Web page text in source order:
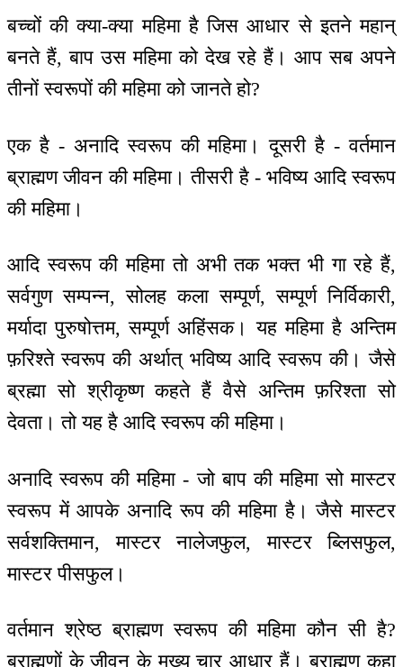
बच्चों की क्या-क्या महिमा है जिस आधार से इतने महान्
बनते हैं, बाप उस महिमा को देख रहे हैं। आप सब अपने
तीनों स्वरूपों की महिमा को जानते हो?
एक है - अनादि स्वरूप की महिमा। दूसरी है - वर्तमान
ब्राह्मण जीवन की महिमा। तीसरी है - भविष्य आदि स्वरूप
की महिमा।
आदि स्वरूप की महिमा तो अभी तक भक्त भी गा रहे हैं,
सर्वगुण सम्पन्न, सोलह कला सम्पूर्ण, सम्पूर्ण निर्विकारी,
मर्यादा पुरुषोत्तम, सम्पूर्ण अहिंसक। यह महिमा है अन्तिम
फ़रिश्ते स्वरूप की अर्थात् भविष्य आदि स्वरूप की। जैसे
ब्रह्मा सो श्रीकृष्ण कहते हैं वैसे अन्तिम फ़रिश्ता सो
देवता। तो यह है आदि स्वरूप की महिमा।
अनादि स्वरूप की महिमा - जो बाप की महिमा सो मास्टर
स्वरूप में आपके अनादि रूप की महिमा है। जैसे मास्टर
सर्वशक्तिमान, मास्टर नालेजफुल, मास्टर ब्लिसफुल,
मास्टर पीसफुल।
वर्तमान श्रेष्ठ ब्राह्मण स्वरूप की महिमा कौन सी है?
ब्राह्मणों के जीवन के मुख्य चार आधार हैं। ब्राह्मण कहा